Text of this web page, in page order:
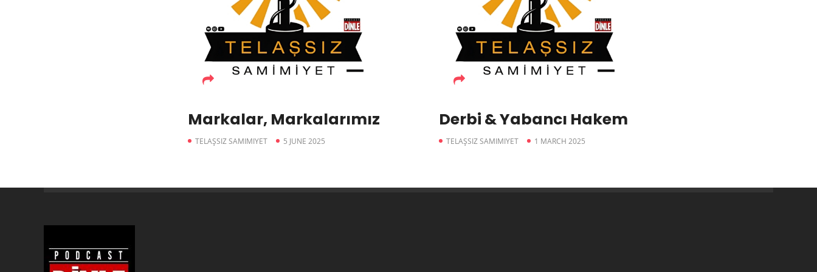
Markalar, Markalarımız
TELAŞSIZ SAMIMIYET 5 JUNE 2025
Derbi & Yabancı Hakem
TELAŞSIZ SAMIMIYET 1 MARCH 2025